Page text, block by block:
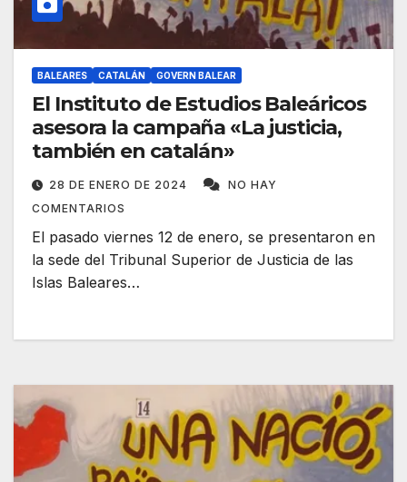
BALEARES CATALÁN GOVERN BALEAR
El Instituto de Estudios Baleáricos
asesora la campaña «La justicia,
también en catalán»
28 DE ENERO DE 2024
NO HAY
COMENTARIOS
El pasado viernes 12 de enero, se presentaron en
la sede del Tribunal Superior de Justicia de las
Islas Baleares…